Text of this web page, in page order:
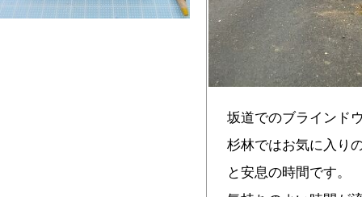
坂道でのブラインド
杉林ではお気に入り
と安息の時間です。